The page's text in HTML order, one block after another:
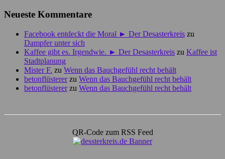
Neueste Kommentare
Facebook entdeckt die Moral ► Der Desasterkreis zu
Dampfer unter sich
Kaffee gibt es. Irgendwie. ► Der Desasterkreis zu Kaffee ist
Stadtplanung
Mister F. zu Wenn das Bauchgefühl recht behält
betonflüstererzu Wenn das Bauchgefühl recht behält
betonflüstererzu Wenn das Bauchgefühl recht behält
QR-Code zum RSS Feed